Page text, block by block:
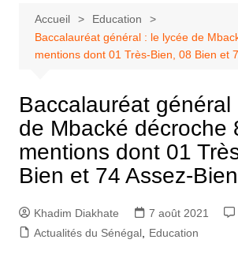
Accueil
Education
Baccalauréat général : le lycée de
mentions dont 01 Très-Bien, 08 Bien et
Baccalauréat général
de Mbacké décroche
mentions dont 01
Bien et 74 Assez-Bien
Khadim Diakhate 7 août 2021
Actualités du Sénégal, Education